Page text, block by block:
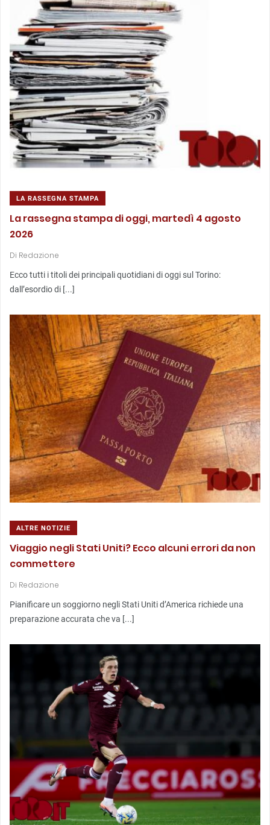
LA RASSEGNA STAMPA
La rassegna stampa di oggi, martedì 4 agosto
2026
Di Redazione
Ecco tutti i titoli dei principali quotidiani di oggi sul Torino:
dall’esordio di [...]
ALTRE NOTIZIE
Viaggio negli Stati Uniti? Ecco alcuni errori da non
commettere
Di Redazione
Pianificare un soggiorno negli Stati Uniti d’America richiede una
preparazione accurata che va [...]